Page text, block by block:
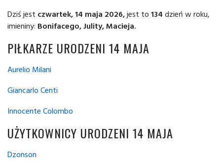
Dziś jest czwartek, 14 maja 2026,jest to 134 dzień w roku,
imieniny: Bonifacego, Julity, Macieja.
PIŁKARZE URODZENI 14 MAJA
Aurelio Milani
Giancarlo Centi
Innocente Colombo
UŻYTKOWNICY URODZENI 14 MAJA
Dzonson